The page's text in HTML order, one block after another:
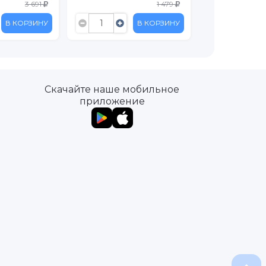
3 691
В КОРЗИНУ
1 479
В КОРЗИНУ
Скачайте наше мобильное
приложение